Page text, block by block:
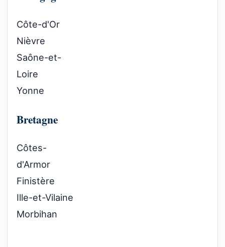
Côte-d'Or
Nièvre
Saône-et-
Loire
Yonne
Bretagne
Côtes-
d'Armor
Finistère
Ille-et-Vilaine
Morbihan